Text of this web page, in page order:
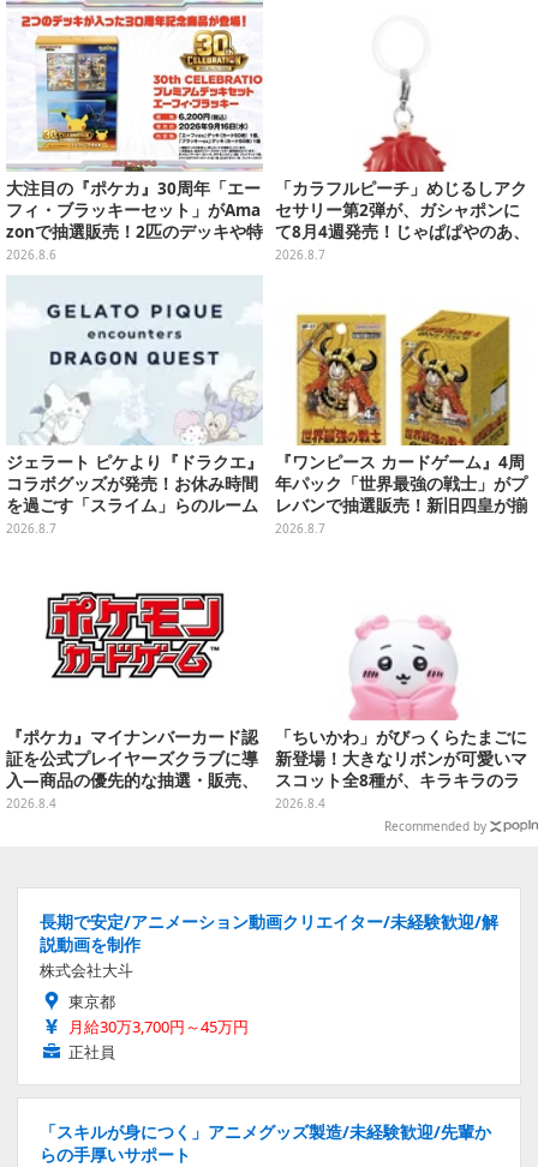
大注目の『ポケカ』30周年「エー
フィ・ブラッキーセット」がAma
zonで抽選販売！2匹のデッキや特
別カードを収録
2026.8.6
「カラフルピーチ」めじるしアク
セサリー第2弾が、ガシャポンに
て8月4週発売！じゃぱぱやのあ、
シヴァたちメンバー11名分ライン
2026.8.7
ジェラート ピケより『ドラクエ』
コラボグッズが発売！お休み時間
を過ごす「スライム」らのルーム
ウェア、雑貨など多数ラインナッ
2026.8.7
『ワンピース カードゲーム』4周
年パック「世界最強の戦士」がプ
レバンで抽選販売！新旧四皇が揃
い踏み、刃牙作者が描く「カイド
2026.8.7
『ポケカ』マイナンバーカード認
証を公式プレイヤーズクラブに導
入―商品の優先的な抽選・販売、
公式大会への参加申し込みに活用
2026.8.4
「ちいかわ」がびっくらたまごに
新登場！大きなリボンが可愛いマ
スコット全8種が、キラキラのラ
メ入り入浴剤から飛び出す
2026.8.4
Recommended by
長期で安定/アニメーション動画クリエイター/未経験歓迎/解
説動画を制作
株式会社大斗
東京都
月給30万3,700円～45万円
正社員
「スキルが身につく」アニメグッズ製造/未経験歓迎/先輩か
らの手厚いサポート